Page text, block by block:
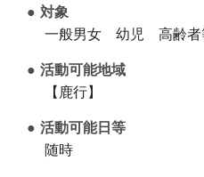
対象
一般男女 幼児 高齢者
活動可能地域
【鹿行】
活動可能日等
随時